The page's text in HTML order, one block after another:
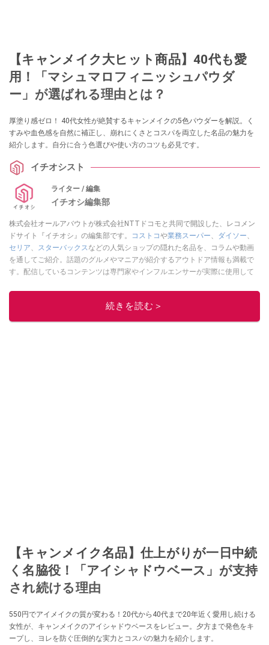
【キャンメイク大ヒット商品】40代も愛
用！「マシュマロフィニッシュパウダ
ー」が選ばれる理由とは？
厚塗り感ゼロ！ 40代女性が絶賛するキャンメイクの5色パウダーを解説。く
すみや血色感を自然に補正し、崩れにくさとコスパを両立した名品の魅力を
紹介します。自分に合う色選びや使い方のコツも必見です。
イチオシスト
ライター / 編集
イチオシ編集部
株式会社オールアバウトが株式会社NTTドコモと共同で開設した、レコメン
ドサイト『イチオシ』の編集部です。
コストコや業務スーパー、 ダイソー、
セリア、 スターバックスなどの人気ショップの隠れた名品を、コラムや動画
を通してご紹介。話題のグルメやマニアが紹介するアウトドア情報も満載で
す。配信しているコンテンツは専門家やインフルエンサーが実際に使用して
ニュースでフォロー
続きを読む＞
【キャンメイク名品】仕上がりが一日中続
く名脇役！「アイシャドウベース」が支持
され続ける理由
550円でアイメイクの質が変わる！20代から40代まで20年近く愛用し続ける
女性が、キャンメイクのアイシャドウベースをレビュー。夕方まで発色をキ
ープし、ヨレを防ぐ圧倒的な実力とコスパの魅力を紹介します。